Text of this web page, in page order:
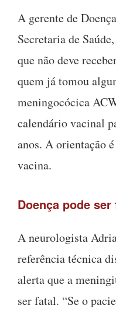
A gerente de
Secretaria de
que não deve
quem já tomou
meningocócica
calendário vacinal
anos. A orientação
vacina.
Doença pode ser
A neurologista
referência técnica
alerta que a
ser fatal. “Se o